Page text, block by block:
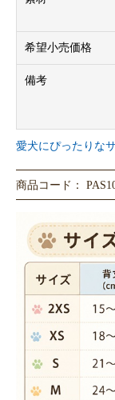
希望小売価格
備考
愛犬にぴったりな
商品コード：